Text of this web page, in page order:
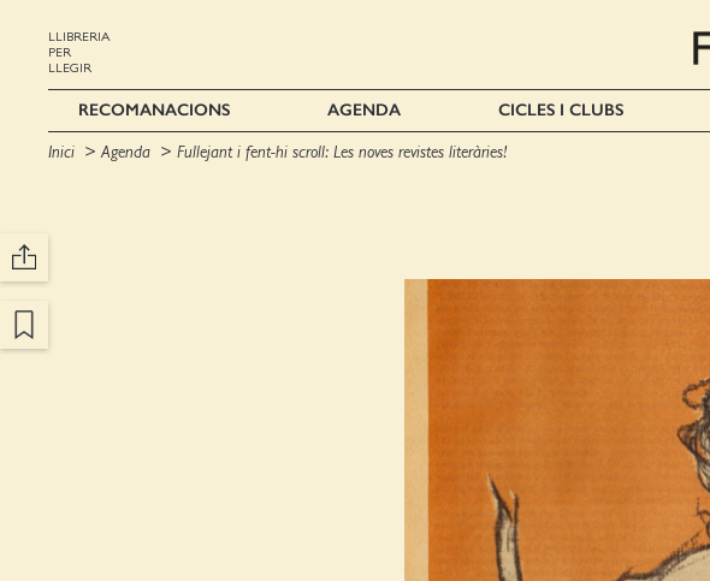
LLIBRERIA
PER
LLEGIR
RECOMANACIONS AGENDA CICLES I CLUBS
Inici Agenda Fullejant i fent-hi scroll: Les noves revistes literàries!